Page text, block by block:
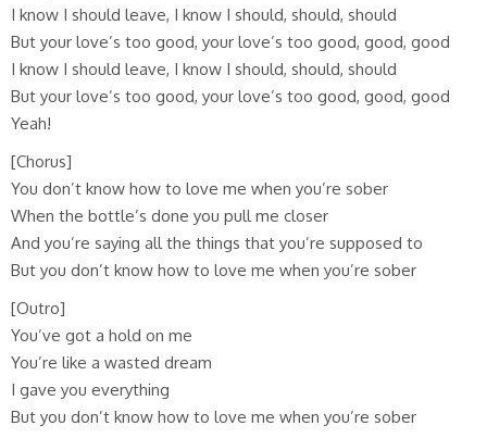
I know I should leave, I know I should, should, should
But your love’s too good, your love’s too good, good, good
I know I should leave, I know I should, should, should
But your love’s too good, your love’s too good, good, good
Yeah!
[Chorus]
You don’t know how to love me when you’re sober
When the bottle’s done you pull me closer
And you’re saying all the things that you’re supposed to
But you don’t know how to love me when you’re sober
[Outro]
You’ve got a hold on me
You’re like a wasted dream
I gave you everything
But you don’t know how to love me when you’re sober